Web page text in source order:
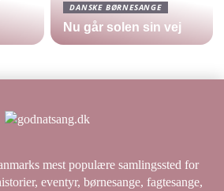
DANSKE BØRNESANGE
Nu går solen sin vej
mest populære samlingssted for
eventyr, børnesange, fagtesange,